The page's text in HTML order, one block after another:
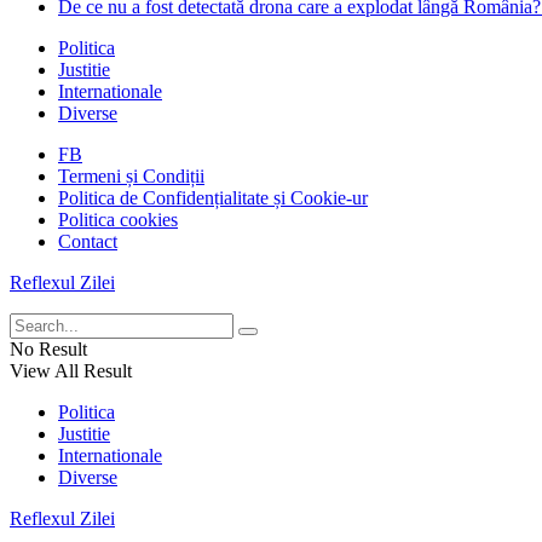
De ce nu a fost detectată drona care a explodat lângă
Politica
Justitie
Internationale
Diverse
FB
Termeni și Condiții
Politica de Confidențialitate și Cookie-ur
Politica cookies
Contact
Reflexul Zilei
No Result
View All Result
Politica
Justitie
Internationale
Diverse
Reflexul Zilei